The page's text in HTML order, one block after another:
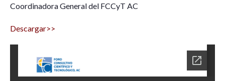
Coordinadora General del FCCyT AC
Descargar>>